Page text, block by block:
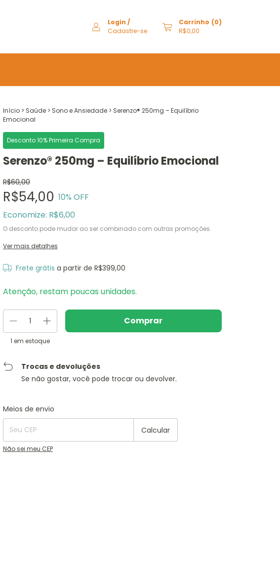
Login /
Cadastre-se
Carrinho (0)
R$0,00
Início > Saúde > Sono e Ansiedade > Serenzo® 250mg – Equilíbrio
Emocional
Desconto 10% Primeira Compra
Serenzo® 250mg – Equilíbrio Emocional
R$60,00
R$54,00 10% OFF
Economize: R$6,00
O desconto pode mudar ao ser combinado com outras promoções.
Ver mais detalhes
Frete grátis a partir deR$399,00
Atenção, restam poucas unidades.
1 em estoque
Trocas e devoluções
Se não gostar, você pode trocar ou devolver.
Entregas para o CEP:
Meios de envio
Calcular
Não sei meu CEP